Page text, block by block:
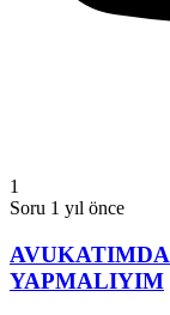
1
Soru 1 yıl önce
YAPMALIYIM